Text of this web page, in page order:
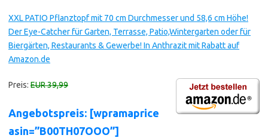
XXL PATIO Pflanztopf mit 70 cm Durchmesser und 58,6 cm Höhe!
Der Eye-Catcher für Garten, Terrasse, Patio,Wintergarten oder für
Biergärten, Restaurants & Gewerbe! In Anthrazit mit Rabatt auf
Amazon.de
Preis: EUR 39,99
Angebotspreis: [wpramaprice
asin=”B00TH07OOO”]